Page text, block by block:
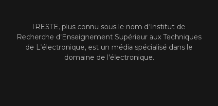
IRESTE, plus connu sous le nom d'Institut de
Recherche d'Enseignement Supérieur aux Techniques
de L'électronique, est un média spécialisé dans le
domaine de l'électronique.